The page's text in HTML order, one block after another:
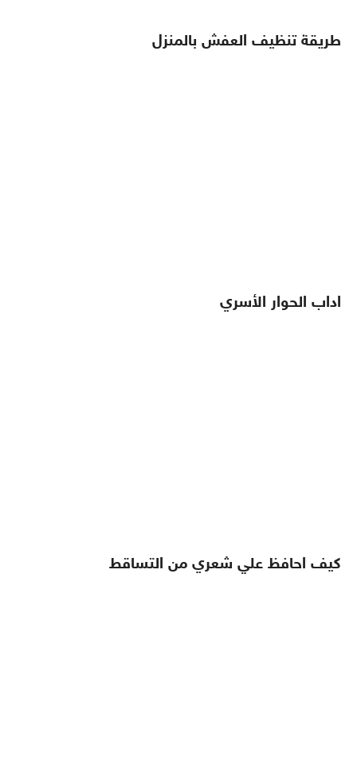
طريقة تنظيف العفش بالمنزل
اداب الحوار الأسري
كيف احافظ علي شعري من التساقط